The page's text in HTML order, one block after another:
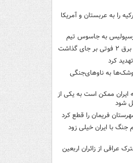
را به عربستان و آمریکا
به جاسوس تیم
گذاشت
کرد
این موشک‌ها به ناوهای‌جنگی
ایران ممکن است به یکی از
شود
فریمان را قطع کرد
با ایران خیلی زود
عراقی از زائران اربعین